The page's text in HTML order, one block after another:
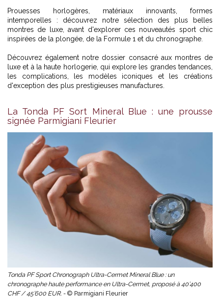
Prouesses horlogères, matériaux innovants, formes
intemporelles : découvrez notre sélection des plus belles
montres de luxe, avant d'explorer ces nouveautés sport chic
inspirées de la plongée, de la Formule 1 et du chronographe.
Découvrez également notre dossier consacré aux montres de
luxe et à la haute horlogerie, qui explore les grandes tendances,
les complications, les modèles iconiques et les créations
d'exception des plus prestigieuses manufactures.
La Tonda PF Sort Mineral Blue : une prousse
signée Parmigiani Fleurier
Tonda PF Sport Chronograph Ultra-Cermet Mineral Blue : un
chronographe haute performance en Ultra-Cermet, proposé à 40’400
CHF / 45’600 EUR. - © Parmigiani Fleurier